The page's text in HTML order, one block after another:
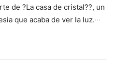
de ?La casa de cristal??, un
que acaba de ver la luz.···